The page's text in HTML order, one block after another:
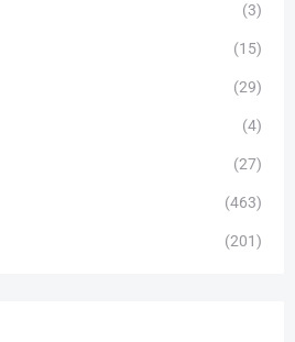
(3)
(15)
(29)
(4)
(27)
(463)
(201)